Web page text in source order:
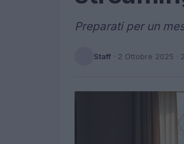
Preparati per un
Staff · 2 Ottobre 2025 ·